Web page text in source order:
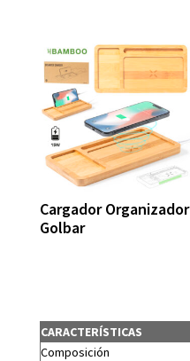
Cargador Organizador
Golbar
CARACTERÍSTICAS
Composición